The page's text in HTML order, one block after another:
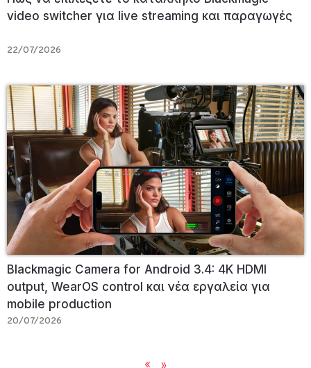
video switcher για live streaming και παραγωγές
22/07/2026
Blackmagic Camera for Android 3.4: 4K HDMI
output, WearOS control και νέα εργαλεία για
mobile production
20/07/2026
«